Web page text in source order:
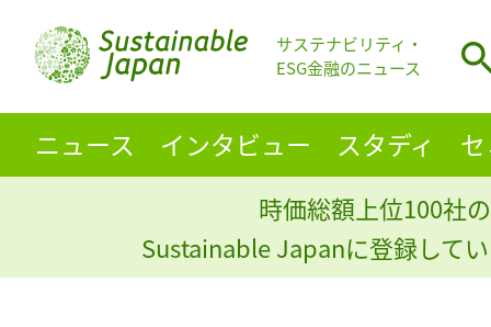
サステナビリティ・
ESG金融のニュース
ニュース インタビュー スタディ
時価総額上位100社
Sustainable Japanに登録して